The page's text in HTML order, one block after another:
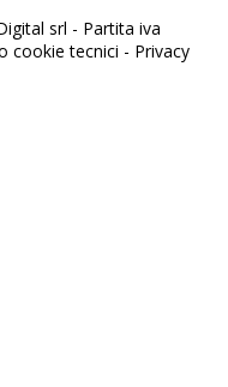
srl - Partita iva
cookie tecnici - Privacy